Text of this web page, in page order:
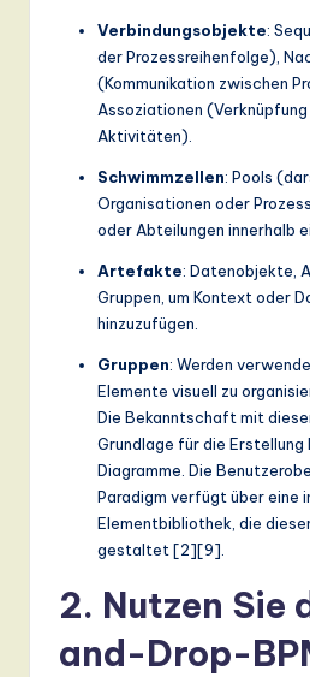
Verbindungsobjekte:
der Prozessreihenfolge),
(Kommunikation zwischen
Assoziationen
Aktivitäten).
Schwimmzellen: Pools
Organisationen oder
oder Abteilungen innerhalb
Artefakte: Datenobjekte,
Gruppen, um Kontext oder
hinzuzufügen.
Gruppen: Werden
Elemente visuell zu
Die Bekanntschaft mit
Grundlage für die
Diagramme. Die
Paradigm verfügt über eine
Elementbibliothek, die
gestaltet [2][9].
2. Nutzen Sie
and-Drop-